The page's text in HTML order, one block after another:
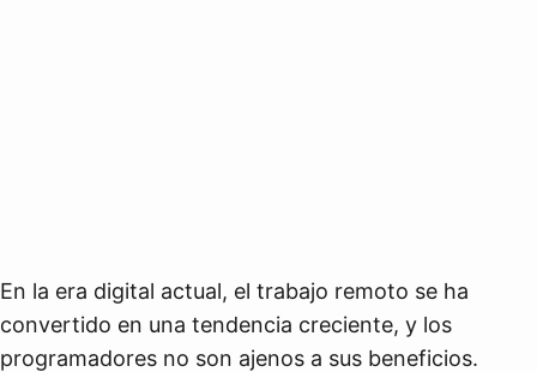
En la era digital actual, el trabajo remoto se ha
convertido en una tendencia creciente, y los
programadores no son ajenos a sus beneficios.